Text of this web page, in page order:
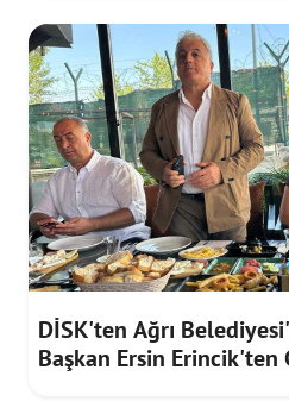
DİSK'ten Ağrı
Başkan Ersin Erincik'ten